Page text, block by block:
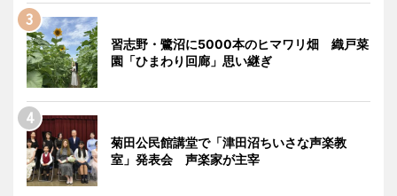
習志野・鷺沼に5000本のヒマワリ畑 織戸菜
園「ひまわり回廊」思い継ぎ
菊田公民館講堂で「津田沼ちいさな声楽教
室」発表会 声楽家が主宰